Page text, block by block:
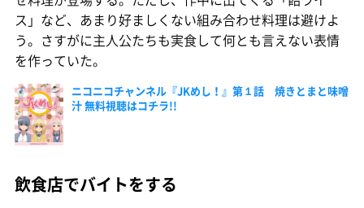
ス」など、あまり好ましくない組み合わせ料理は避けよ
う。さすがに主人公たちも実食して何とも言えない表情
を作っていた。
ニコニコチャンネル『JKめし！』第１話 焼きとまと味噌
汁 無料視聴はコチラ!!
飲食店でバイトをする